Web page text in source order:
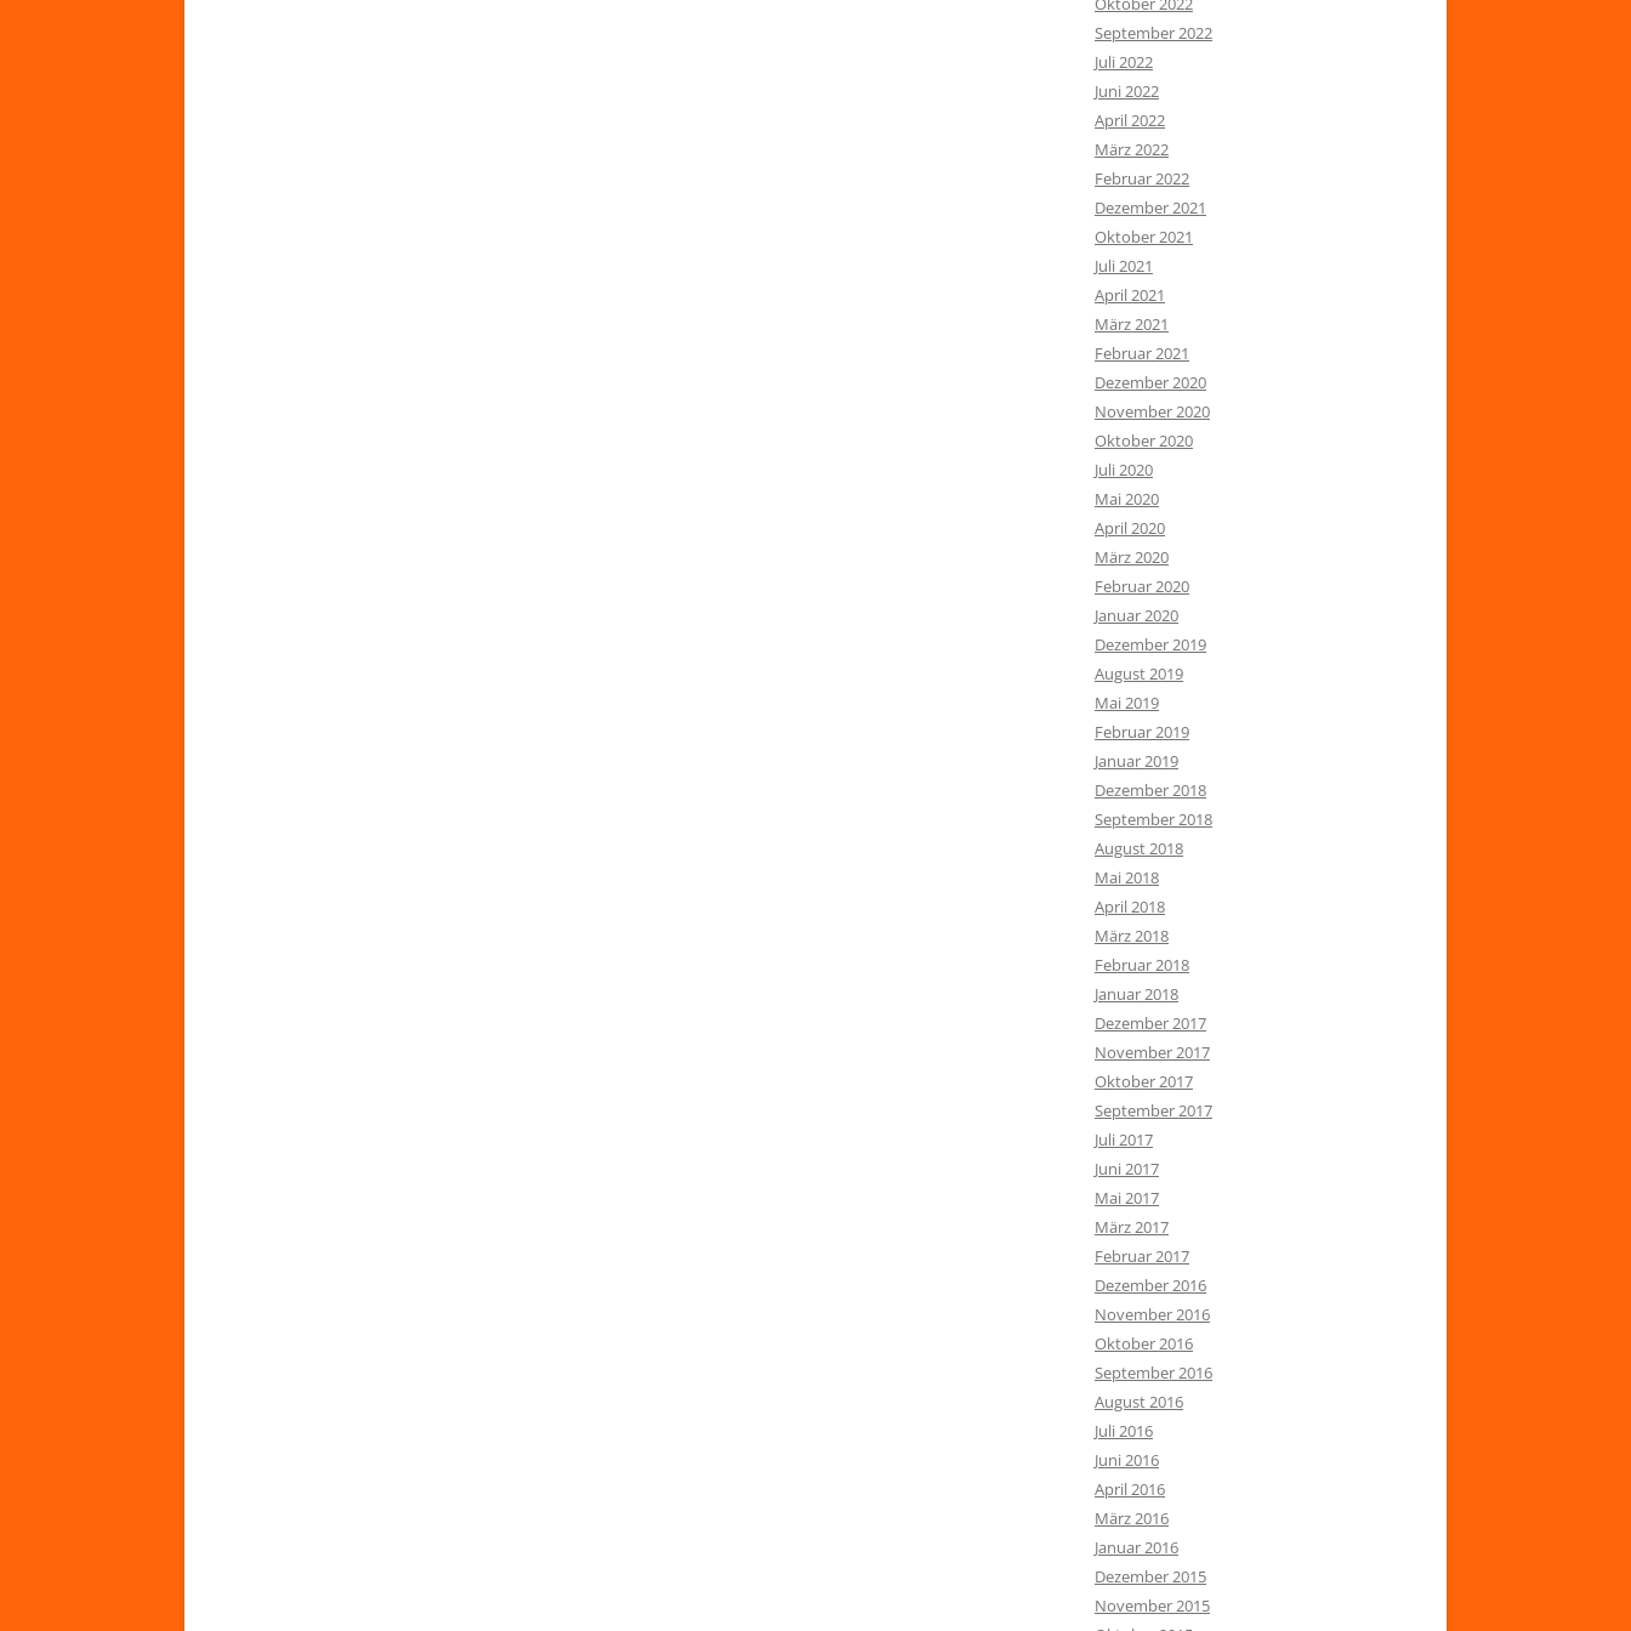
September 2022
Juli 2022
Juni 2022
April 2022
März 2022
Februar 2022
Dezember 2021
Oktober 2021
Juli 2021
April 2021
März 2021
Februar 2021
Dezember 2020
November 2020
Oktober 2020
Juli 2020
Mai 2020
April 2020
März 2020
Februar 2020
Januar 2020
Dezember 2019
August 2019
Mai 2019
Februar 2019
Januar 2019
Dezember 2018
September 2018
August 2018
Mai 2018
April 2018
März 2018
Februar 2018
Januar 2018
Dezember 2017
November 2017
Oktober 2017
September 2017
Juli 2017
Juni 2017
Mai 2017
März 2017
Februar 2017
Dezember 2016
November 2016
Oktober 2016
September 2016
August 2016
Juli 2016
Juni 2016
April 2016
März 2016
Januar 2016
Dezember 2015
November 2015